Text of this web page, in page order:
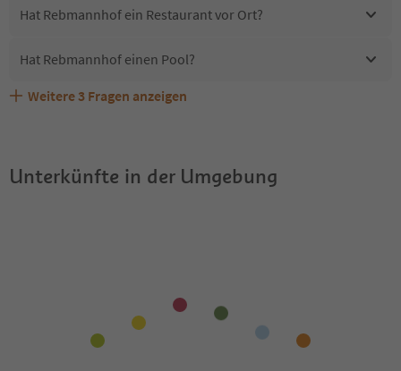
Hat Rebmannhof ein Restaurant vor Ort?
Hat Rebmannhof einen Pool?
Sind Haustiere in der Unterkunft Rebmannhof erlaubt?
Welche Services bietet Rebmannhof?
Erhalten die Gäste von Rebmannhof einen Südtirol
Weitere 3 Fragen anzeigen
Unterkünfte in der Umgebung